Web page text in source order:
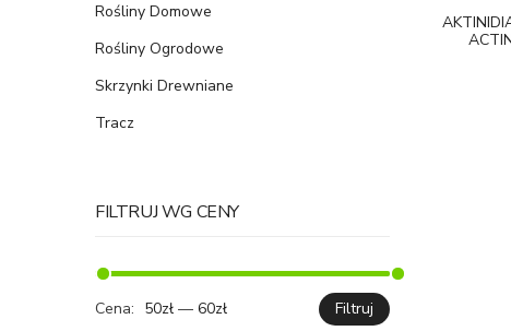
Rośliny Domowe
Rośliny Ogrodowe
Skrzynki Drewniane
Tracz
FILTRUJ WG CENY
Filtruj
Cena: 50zł — 60zł